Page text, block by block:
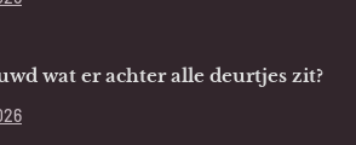
wat er achter alle deurtjes zit?